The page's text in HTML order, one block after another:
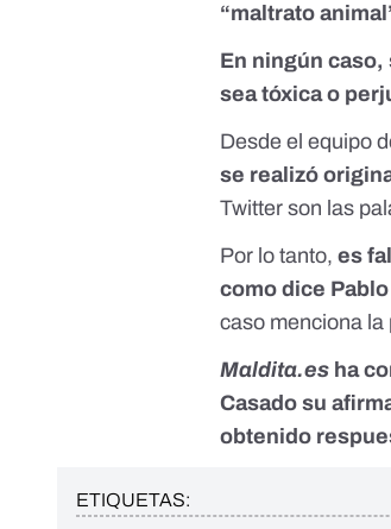
“maltrato
En ningún
seatóxicao
Desde el equipo
se realizó
Twitter son las
Por lo tanto, es
como dice
caso menciona la
Maldita.es ha
Casado su
obtenido
ETIQUETAS: